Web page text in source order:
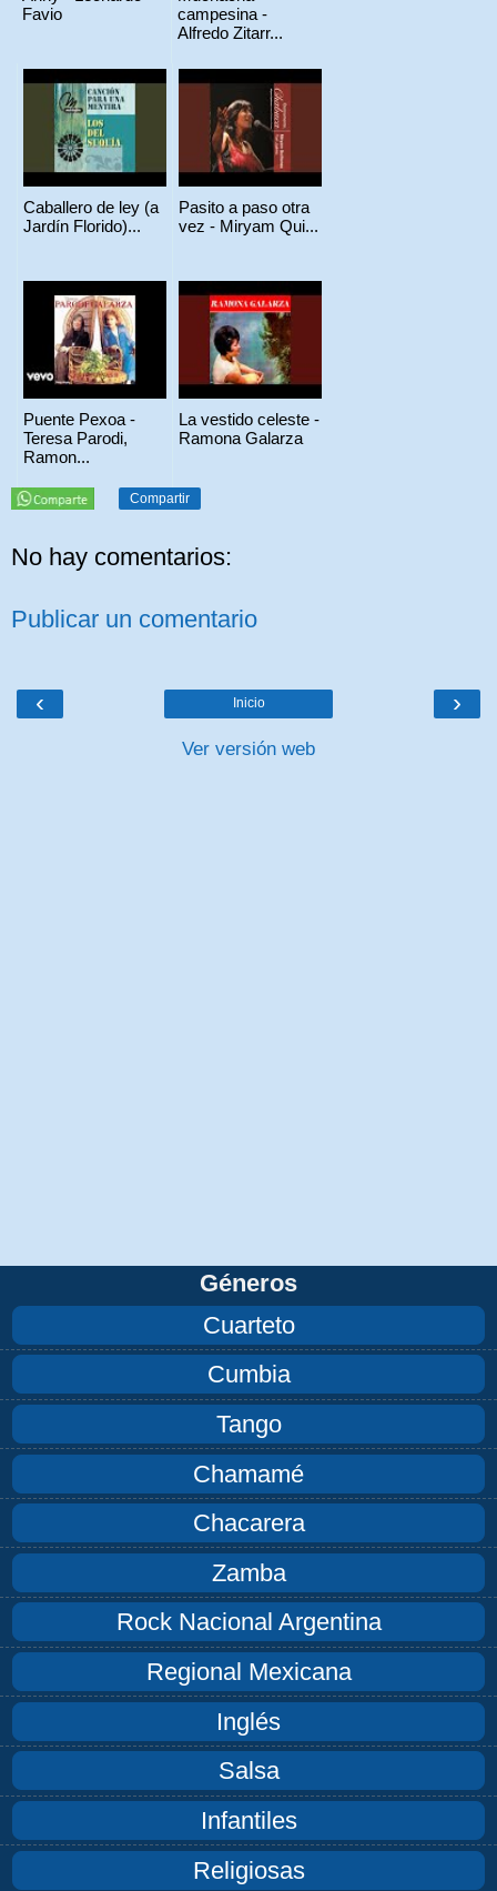
Favio
campesina -
Alfredo Zitarr...
Caballero de ley (a
Jardín Florido)...
Pasito a paso otra
vez - Miryam Qui...
Puente Pexoa -
Teresa Parodi,
Ramon...
La vestido celeste -
Ramona Galarza
Compartir
No hay comentarios:
Publicar un comentario
‹ ›
Inicio
Ver versión web
Géneros
Cuarteto
Cumbia
Tango
Chamamé
Chacarera
Zamba
Rock Nacional Argentina
Regional Mexicana
Inglés
Salsa
Infantiles
Religiosas